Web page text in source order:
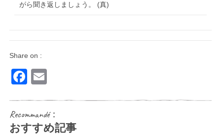
がら聞き返しましょう。 (真)
Share on :
Facebook
Recommandé：
おすすめ記事